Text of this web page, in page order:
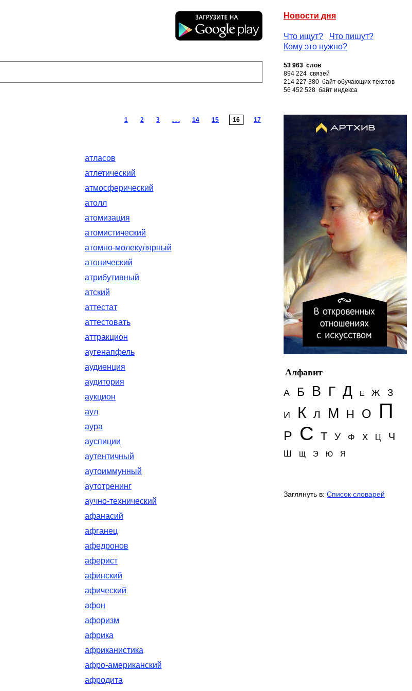
Новости дня
Что ищут?
Что пишут?
Кому это нужно?
53 963 слов
894 224 связей
214 227 380 байт обучающих текстов
56 452 528 байт индекса
1 2 3 . . . 14 15 16 17
атласов
атлетический
атмосферический
атолл
атомизация
атомистический
атомно-молекулярный
атонический
атрибутивный
атский
аттестат
аттестовать
аттракцион
аугенапфель
аудиенция
аудитория
аукцион
аул
аура
ауспиции
аутентичный
аутоиммунный
аутотренинг
аучно-технический
афанасий
афганец
афедронов
аферист
афинский
афический
афон
афоризм
африка
африканистика
афро-американский
афродита
Алфавит
А
Б В Г Д Е Ж З
И К Л М Н О П
Р С Т У Ф Х Ц Ч
Ш Щ Э Ю Я
Заглянуть в: Список словарей